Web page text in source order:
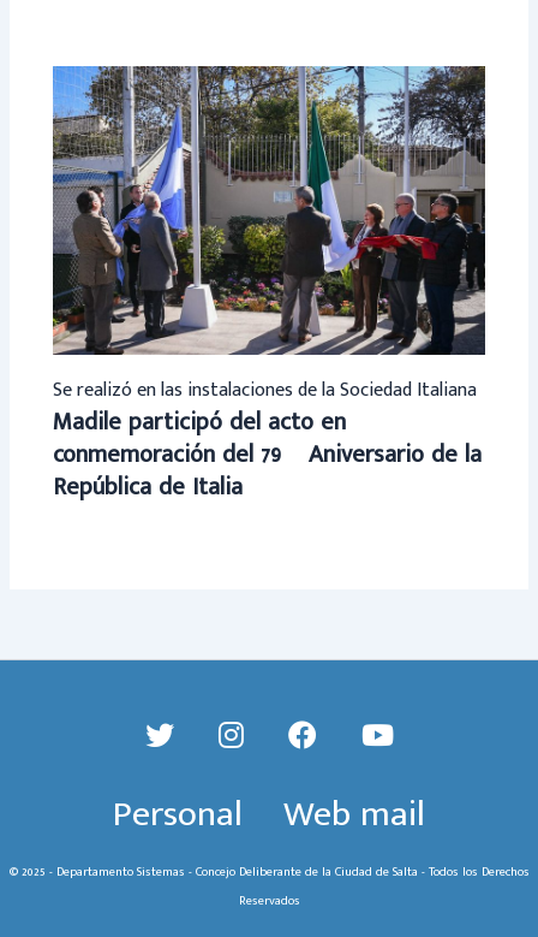
Se realizó en las instalaciones de la Sociedad Italiana
Madile participó del acto en
conmemoración del 79º Aniversario de la
República de Italia
Personal Web mail
© 2025 - Departamento Sistemas - Concejo Deliberante de la Ciudad de Salta - Todos los Derechos
Reservados